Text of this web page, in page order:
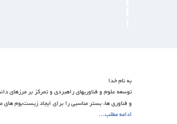
به نام خدا
توسعه علوم و فناوریهای راهبردی و تمرکز بر
و فناوری ها، بستر مناسبی را برای ایجاد زیست‌بوم
ادامه مطلب...